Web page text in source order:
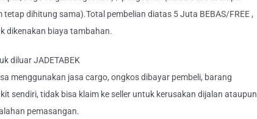
tetap dihitung sama).Total pembelian diatas 5 Juta BEBAS/FREE ,
dikenakan biaya tambahan.
diluar JADETABEK
menggunakan jasa cargo, ongkos dibayar pembeli, barang
sendiri, tidak bisa klaim ke seller untuk kerusakan dijalan ataupun
pemasangan.